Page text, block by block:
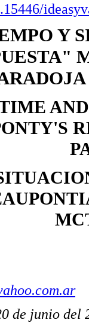
Y
de junio del